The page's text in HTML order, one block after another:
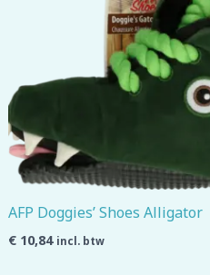
AFP Doggies’ Shoes Alligator
€ 10,84 incl. btw